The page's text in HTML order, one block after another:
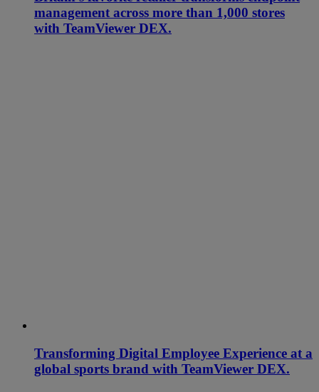
management across more than 1,000 stores
with TeamViewer DEX.
Transforming Digital Employee Experience at a
global sports brand with TeamViewer DEX.